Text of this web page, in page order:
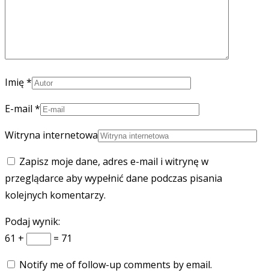
Imię*
E-mail *
Witryna internetowa
Zapisz moje dane, adres e-mail i witrynę w
przeglądarce aby wypełnić dane podczas pisania
kolejnych komentarzy.
Podaj wynik:
61 +
= 71
Notify me of follow-up comments by email.